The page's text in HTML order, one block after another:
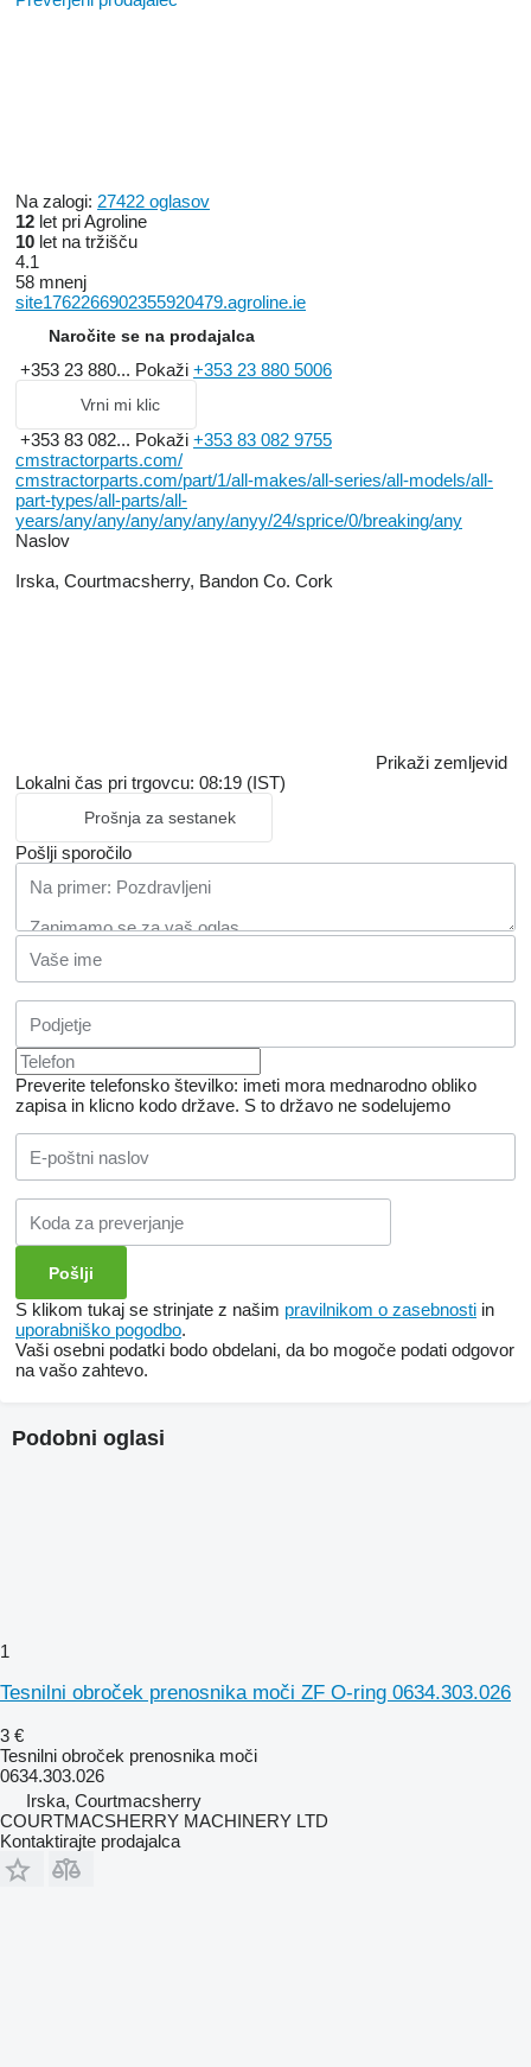
Na zalogi: 27422 oglasov
12 let pri Agroline
10 let na tržišču
4.1
58 mnenj
site1762266902355920479.agroline.ie
Naročite se na prodajalca
+353 23 880... Pokaži +353 23 880 5006
Vrni mi klic
+353 83 082... Pokaži +353 83 082 9755
cmstractorparts.com/
cmstractorparts.com/part/1/all-makes/all-series/all-models/all-
part-types/all-parts/all-
years/any/any/any/any/any/anyy/24/sprice/0/breaking/any
Naslov
Irska, Courtmacsherry, Bandon Co. Cork
Prikaži zemljevid
Lokalni čas pri trgovcu: 08:19 (IST)
Prošnja za sestanek
Pošlji sporočilo
Preverite telefonsko številko: imeti mora mednarodno obliko
zapisa in klicno kodo države. S to državo ne sodelujemo
S klikom tukaj se strinjate z našim pravilnikom o zasebnosti in
uporabniško pogodbo.
Vaši osebni podatki bodo obdelani, da bo mogoče podati odgovor
na vašo zahtevo.
Podobni oglasi
1
Tesnilni obroček prenosnika moči ZF O-ring 0634.303.026
3 €
Tesnilni obroček prenosnika moči
0634.303.026
Irska, Courtmacsherry
COURTMACSHERRY MACHINERY LTD
Kontaktirajte prodajalca